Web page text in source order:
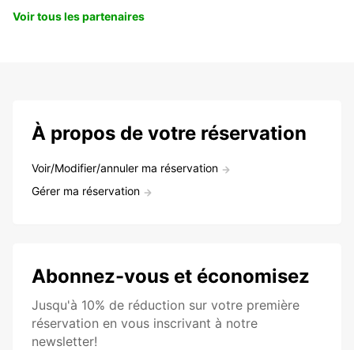
Voir tous les partenaires
À propos de votre réservation
Voir/Modifier/annuler ma réservation
Gérer ma réservation
Abonnez-vous et économisez
Jusqu'à 10% de réduction sur votre première
réservation en vous inscrivant à notre
newsletter!